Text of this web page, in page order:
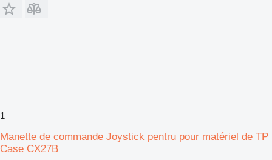
1
Manette de commande Joystick pentru pour matériel de TP
Case CX27B